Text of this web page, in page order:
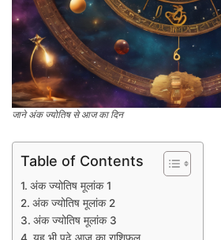
जाने अंक ज्योतिष से आज का दिन
Table of Contents
अंक ज्योतिष मूलांक 1
अंक ज्योतिष मूलांक 2
अंक ज्योतिष मूलांक 3